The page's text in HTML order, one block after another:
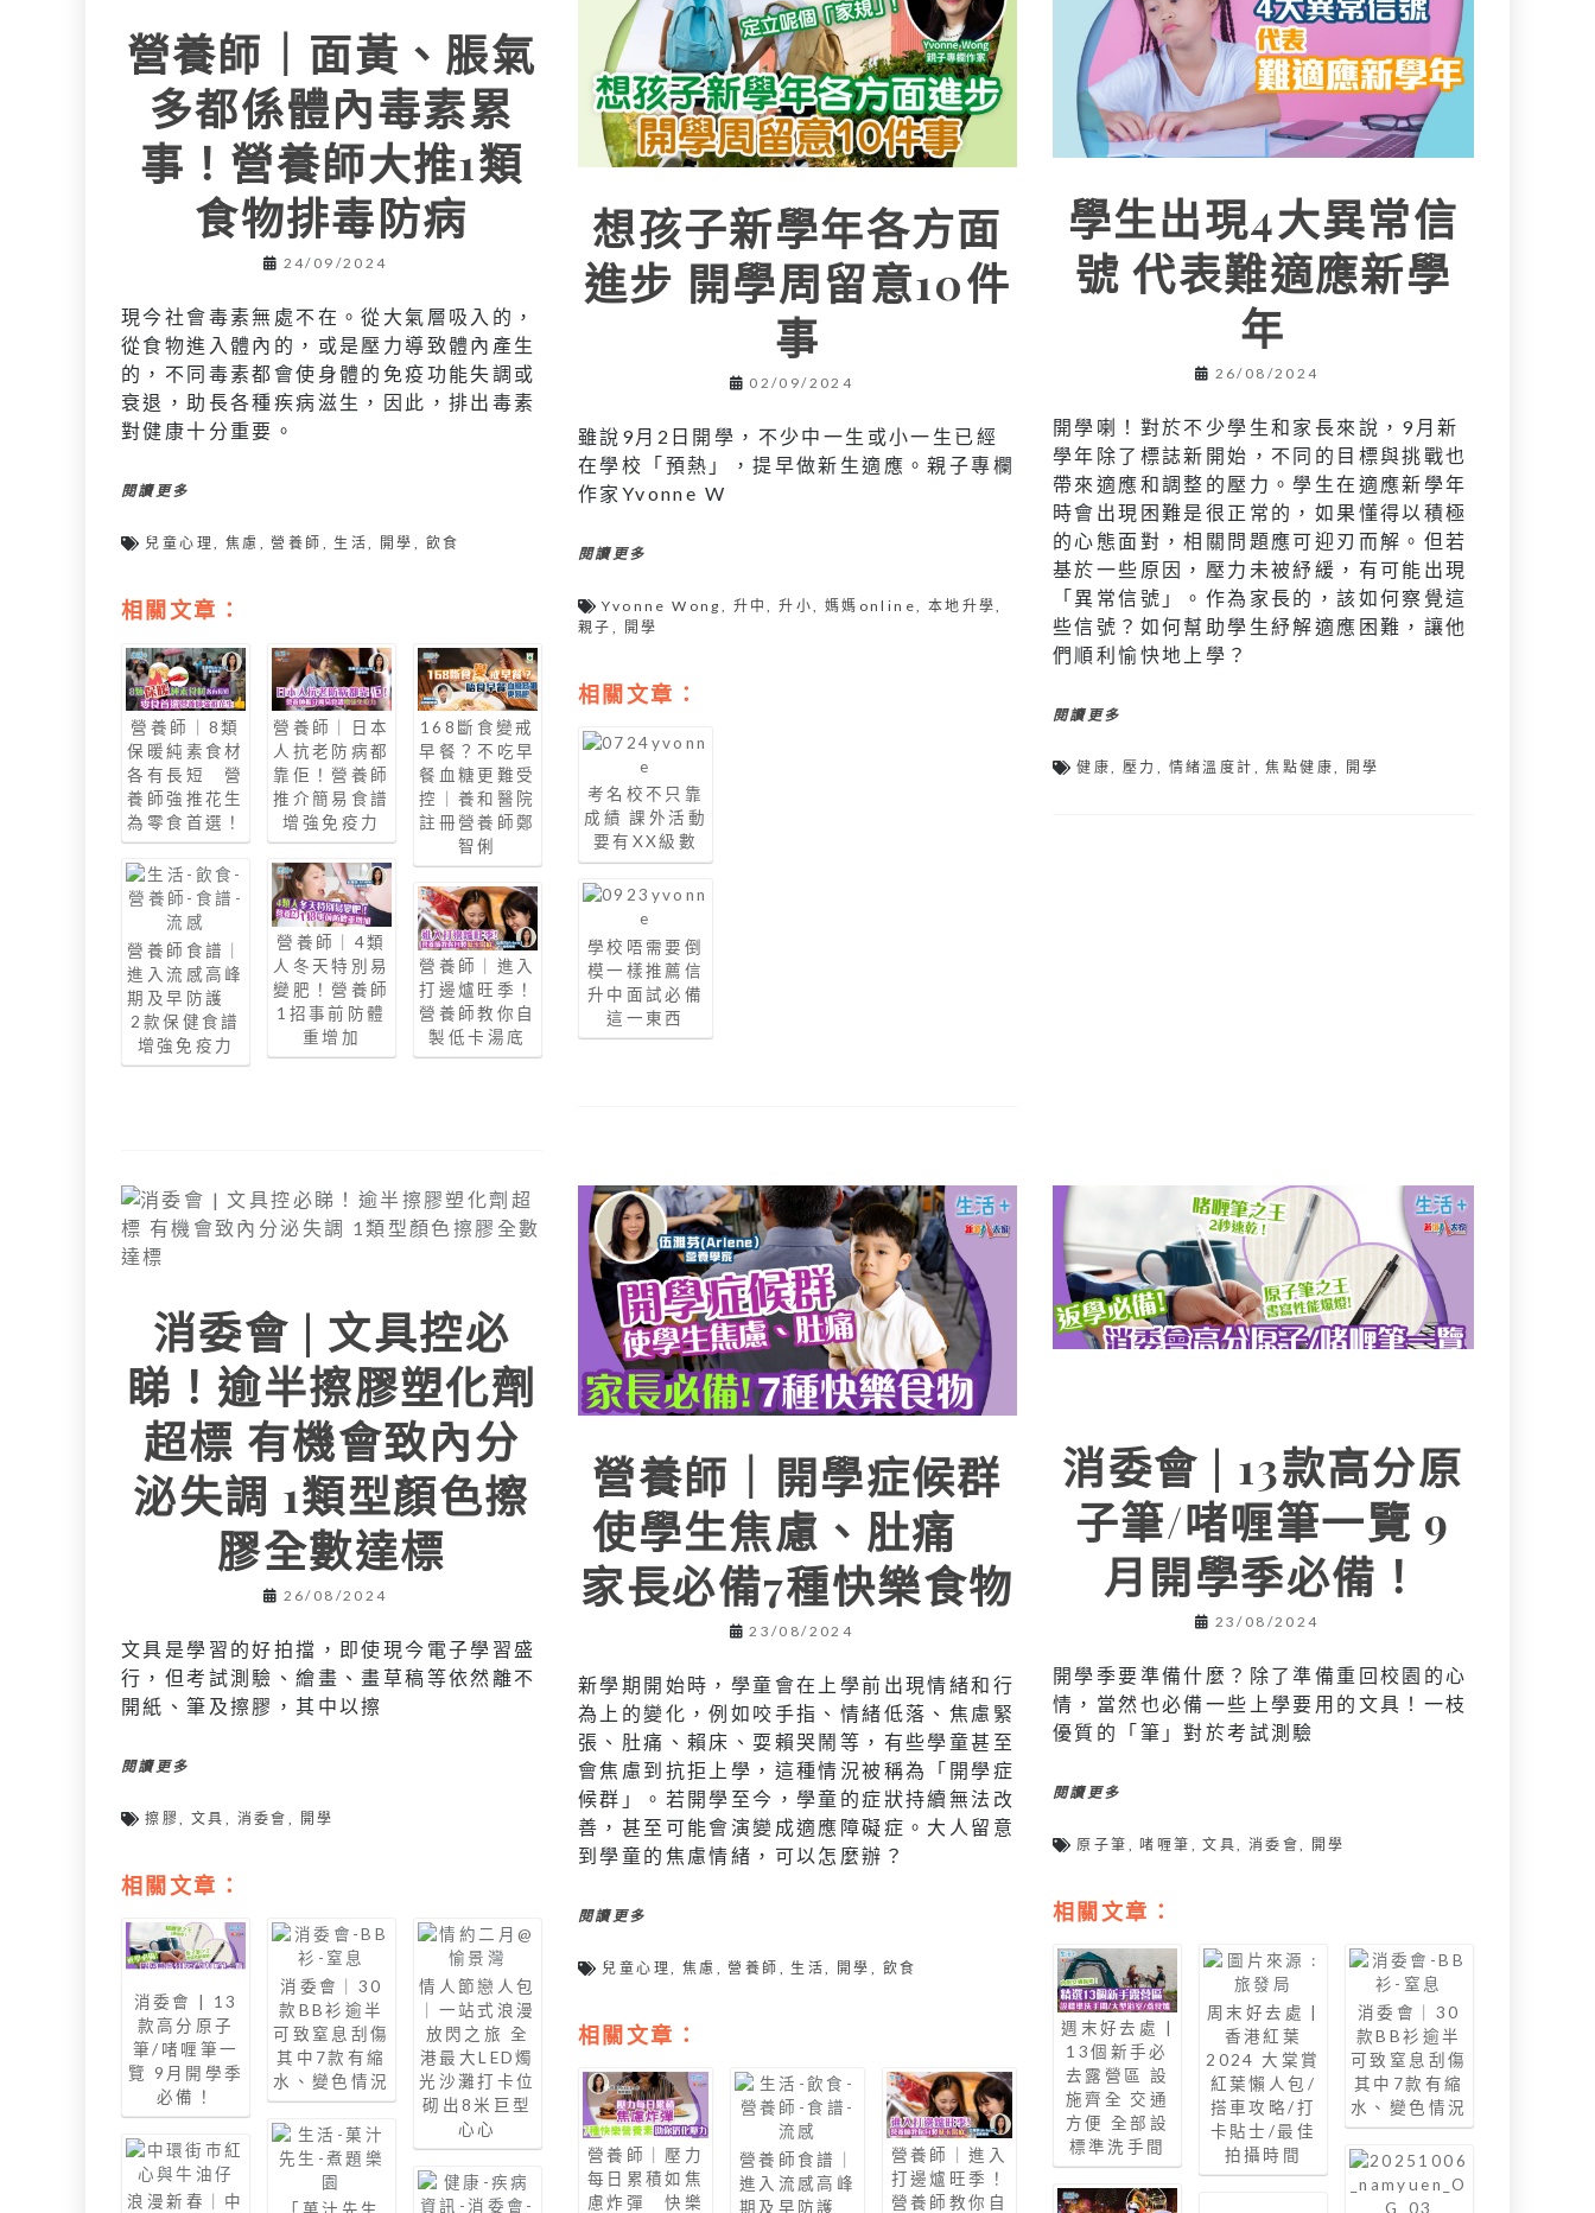
營養師｜面黃、脹氣
多都係體內毒素累
事！營養師大推1類
食物排毒防病
24/09/2024
現今社會毒素無處不在。從大氣層吸入的，
從食物進入體內的，或是壓力導致體內產生
的，不同毒素都會使身體的免疫功能失調或
衰退，助長各種疾病滋生，因此，排出毒素
對健康十分重要。
閱讀更多
兒童心理, 焦慮 ,營養師 , 生活, 開學 , 飲食
相關文章：
營養師｜8類
保暖純素食材
各有長短 營
養師強推花生
為零食首選！
營養師食譜｜
進入流感高峰
期及早防護
2款保健食譜
增強免疫力
營養師｜日本
人抗老防病都
靠佢！營養師
推介簡易食譜
增強免疫力
營養師｜4類
人冬天特別易
變肥！營養師
1招事前防體
重增加
168斷食變戒
早餐？不吃早
餐血糖更難受
控｜養和醫院
註冊營養師鄭
智俐
營養師｜進入
打邊爐旺季！
營養師教你自
製低卡湯底
想孩子新學年各方面
進步 開學周留意10件
事
02/09/2024
雖說9月2日開學，不少中一生或小一生已經
在學校「預熱」，提早做新生適應。親子專欄
作家Yvonne W
閱讀更多
Yvonne Wong 升中 ,升小 媽媽online 本地升學
親子
開學
相關文章：
考名校不只靠
成績 課外活動
要有XX級數
學校唔需要倒
模一樣推薦信
升中面試必備
這一東西
學生出現4大異常信
號 代表難適應新學
年
26/08/2024
開學喇！對於不少學生和家長來說，9月新
學年除了標誌新開始，不同的目標與挑戰也
帶來適應和調整的壓力。學生在適應新學年
時會出現困難是很正常的，如果懂得以積極
的心態面對，相關問題應可迎刃而解。但若
基於一些原因，壓力未被紓緩，有可能出現
「異常信號」。作為家長的，該如何察覺這
些信號？如何幫助學生紓解適應困難，讓他
們順利愉快地上學？
閱讀更多
健康 壓力 情緒溫度計 ,焦點健康 開學
消委會 | 文具控必
睇！逾半擦膠塑化劑
超標 有機會致內分
泌失調 1類型顏色擦
膠全數達標
26/08/2024
文具是學習的好拍擋，即使現今電子學習盛
行，但考試測驗、繪畫、畫草稿等依然離不
開紙、筆及擦膠，其中以擦
閱讀更多
擦膠 ,文具 消委會 開學
相關文章：
消委會 | 13
款高分原子
筆/啫喱筆一
覽 9月開學季
必備！
浪漫新春｜中
消委會｜30
款BB衫逾半
可致窒息刮傷
其中7款有縮
水、變色情況
情人節戀人包
｜一站式浪漫
放閃之旅 全
港最大LED燭
光沙灘打卡位
砌出8米巨型
心心
營養師｜開學症候群
使學生焦慮、肚痛
家長必備7種快樂食物
23/08/2024
新學期開始時，學童會在上學前出現情緒和行
為上的變化，例如咬手指、情緒低落、焦慮緊
張、肚痛、賴床、耍賴哭鬧等，有些學童甚至
會焦慮到抗拒上學，這種情況被稱為「開學症
候群」。若開學至今，學童的症狀持續無法改
善，甚至可能會演變成適應障礙症。大人留意
到學童的焦慮情緒，可以怎麼辦？
閱讀更多
兒童心理 焦慮 ,營養師 生活 開學 飲食
相關文章：
營養師｜壓力
每日累積如焦
慮炸彈 快樂
營養師食譜｜
進入流感高峰
期及早防護
營養師｜進入
打邊爐旺季！
營養師教你自
消委會 | 13款高分原
子筆/啫喱筆一覽 9
月開學季必備！
23/08/2024
開學季要準備什麼？除了準備重回校園的心
情，當然也必備一些上學要用的文具！一枝
優質的「筆」對於考試測驗
閱讀更多
原子筆 啫喱筆 ,文具 消委會 開學
相關文章：
週末好去處 |
13個新手必
去露營區 設
施齊全 交通
方便 全部設
標準洗手間
周末好去處 |
香港紅葉
2024 大棠賞
紅葉懶人包/
搭車攻略/打
卡貼士/最佳
拍攝時間
消委會｜30
款BB衫逾半
可致窒息刮傷
其中7款有縮
水、變色情況